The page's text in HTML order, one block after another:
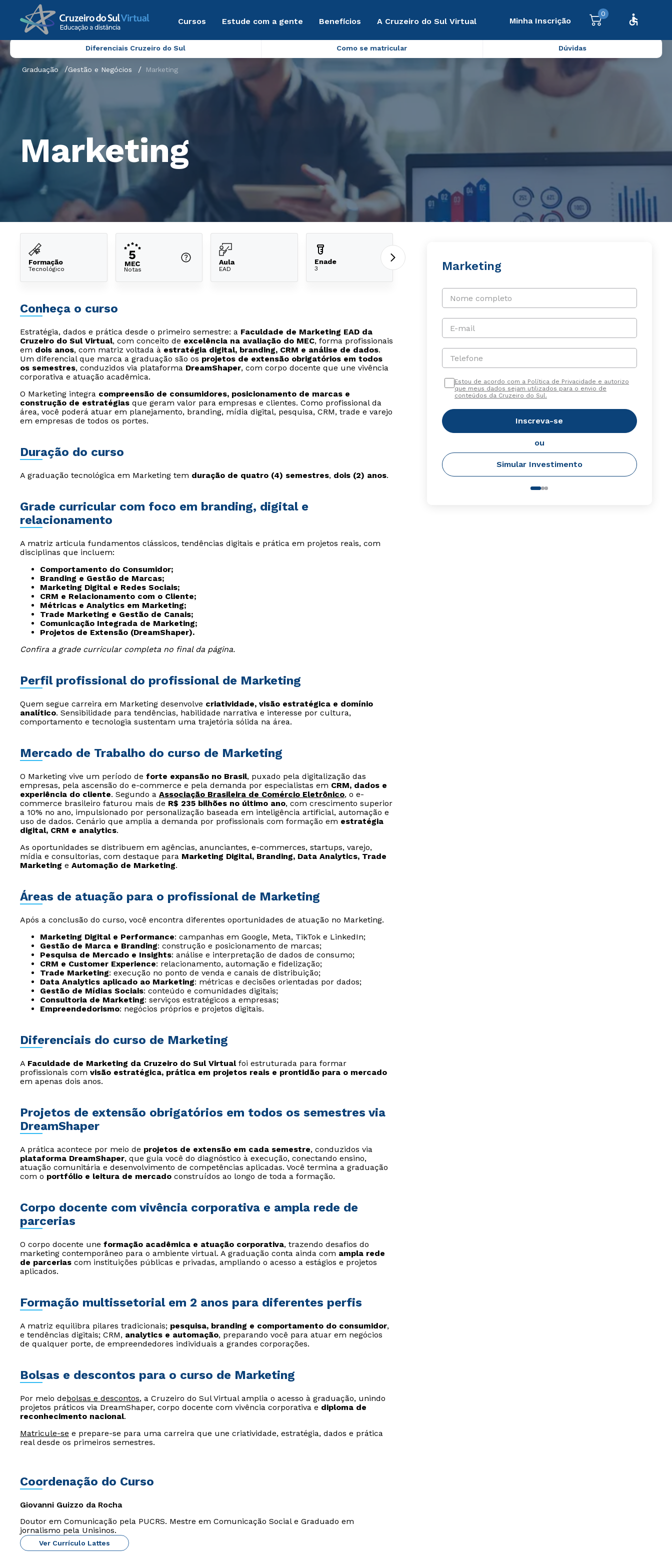
Cursos Estude com a gente Benefícios A Cruzeiro do Sul Virtual Minha Inscrição
0
Diferenciais Cruzeiro do Sul Como se matricular Dúvidas
Graduação Gestão e Negócios Marketing
Marketing
Formação
Tecnológico Notas
Aula
EAD
Enade
3
Conheça o curso
Estratégia, dados e prática desde o primeiro semestre: a Faculdade de Marketing EAD da
Cruzeiro do Sul Virtual, com conceito de excelência na avaliação do MEC, forma profissionais
em dois anos, com matriz voltada à estratégia digital, branding, CRM e análise de dados.
Um diferencial que marca a graduação são os projetos de extensão obrigatórios em todos
os semestres, conduzidos via plataforma DreamShaper, com corpo docente que une vivência
corporativa e atuação acadêmica.
O Marketing integra compreensão de consumidores, posicionamento de marcas e
construção de estratégias que geram valor para empresas e clientes. Como profissional da
área, você poderá atuar em planejamento, branding, mídia digital, pesquisa, CRM, trade e varejo
em empresas de todos os portes.
Duração do curso
A graduação tecnológica em Marketing tem duração de quatro (4) semestres, dois (2) anos.
Grade curricular com foco em branding, digital e
relacionamento
A matriz articula fundamentos clássicos, tendências digitais e prática em projetos reais, com
disciplinas que incluem:
Comportamento do Consumidor;
Branding e Gestão de Marcas;
Marketing Digital e Redes Sociais;
CRM e Relacionamento com o Cliente;
Métricas e Analytics em Marketing;
Trade Marketing e Gestão de Canais;
Comunicação Integrada de Marketing;
Projetos de Extensão (DreamShaper).
Confira a grade curricular completa no final da página.
Perfil profissional do profissional de Marketing
Quem segue carreira em Marketing desenvolve criatividade, visão estratégica e domínio
analítico. Sensibilidade para tendências, habilidade narrativa e interesse por cultura,
comportamento e tecnologia sustentam uma trajetória sólida na área.
Mercado de Trabalho do curso de Marketing
O Marketing vive um período de forte expansão no Brasil, puxado pela digitalização das
empresas, pela ascensão do e-commerce e pela demanda por especialistas em CRM, dados e
experiência do cliente. Segundo a Associação Brasileira de Comércio Eletrônico, o e-
commerce brasileiro faturou mais de R$ 235 bilhões no último ano, com crescimento superior
a 10% no ano, impulsionado por personalização baseada em inteligência artificial, automação e
uso de dados. Cenário que amplia a demanda por profissionais com formação em estratégia
digital, CRM e analytics.
As oportunidades se distribuem em agências, anunciantes, e-commerces, startups, varejo,
mídia e consultorias, com destaque para Marketing Digital, Branding, Data Analytics, Trade
Marketing e Automação de Marketing.
Áreas de atuação para o profissional de Marketing
Após a conclusão do curso, você encontra diferentes oportunidades de atuação no Marketing.
Marketing Digital e Performance: campanhas em Google, Meta, TikTok e LinkedIn;
Gestão de Marca e Branding: construção e posicionamento de marcas;
Pesquisa de Mercado e Insights: análise e interpretação de dados de consumo;
CRM e Customer Experience: relacionamento, automação e fidelização;
Trade Marketing: execução no ponto de venda e canais de distribuição;
Data Analytics aplicado ao Marketing: métricas e decisões orientadas por dados;
Gestão de Mídias Sociais: conteúdo e comunidades digitais;
Consultoria de Marketing: serviços estratégicos a empresas;
Empreendedorismo: negócios próprios e projetos digitais.
Diferenciais do curso de Marketing
A Faculdade de Marketing da Cruzeiro do Sul Virtualfoi estruturada para formar
profissionais com visão estratégica, prática em projetos reais e prontidão para o mercado
em apenas dois anos.
Projetos de extensão obrigatórios em todos os semestres via
DreamShaper
A prática acontece por meio de projetos de extensão em cada semestre, conduzidos via
plataforma DreamShaper, que guia você do diagnóstico à execução, conectando ensino,
atuação comunitária e desenvolvimento de competências aplicadas. Você termina a graduação
com o portfólio e leitura de mercado construídos ao longo de toda a formação.
Corpo docente com vivência corporativa e ampla rede de
parcerias
O corpo docente une formação acadêmica e atuação corporativa, trazendo desafios do
marketing contemporâneo para o ambiente virtual. A graduação conta ainda com ampla rede
de parcerias com instituições públicas e privadas, ampliando o acesso a estágios e projetos
aplicados.
Formação multissetorial em 2 anos para diferentes perfis
A matriz equilibra pilares tradicionais; pesquisa, branding e comportamento do consumidor,
e tendências digitais; CRM, analytics e automação, preparando você para atuar em negócios
de qualquer porte, de empreendedores individuais a grandes corporações.
Bolsas e descontos para o curso de Marketing
Por meio debolsas e descontos, a Cruzeiro do Sul Virtual amplia o acesso à graduação, unindo
projetos práticos via DreamShaper, corpo docente com vivência corporativa e diploma de
reconhecimento nacional.
Matricule-se e prepare-se para uma carreira que une criatividade, estratégia, dados e prática
real desde os primeiros semestres.
Coordenação do Curso
Giovanni Guizzo da Rocha
Doutor em Comunicação pela PUCRS. Mestre em Comunicação Social e Graduado em
jornalismo pela Unisinos.
Ver Currículo Lattes
Marketing
Nome completo
E-mail
Telefone
Estou de acordo com a Política de Privacidade e autorizo
que meus dados sejam utilizados para o envio de
conteúdos da Cruzeiro do Sul.
Inscreva-se
ou
Simular Investimento
Rápido e fácil
WhatsApp
Estou de acordo com aPolítica de Privacidade.
autorizo que meus dados sejam utilizados para o
Rápido e fácil
WhatsApp
Estou de acordo com aPolítica de Privacidade.
autorizo que meus dados sejam utilizados para o